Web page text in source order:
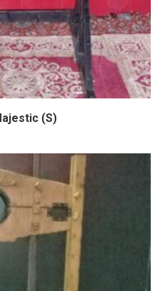
(S)